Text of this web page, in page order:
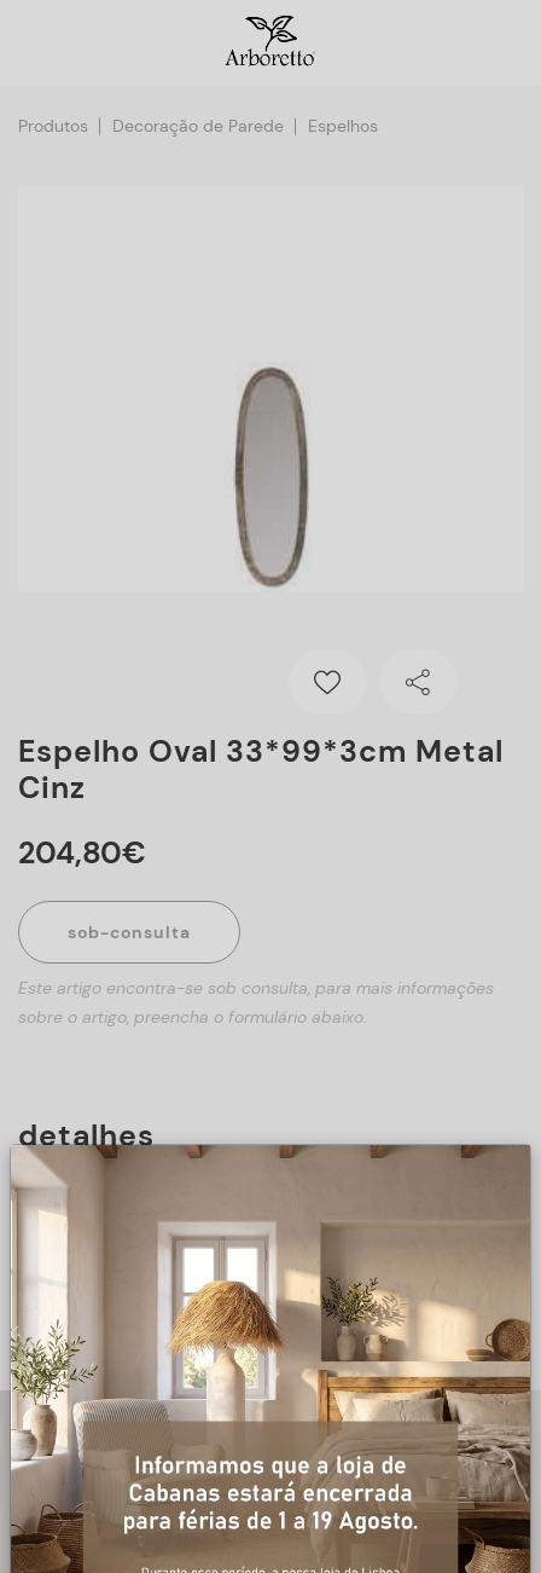
Produtos Decoração de Parede Espelhos
Espelho Oval 33*99*3cm Metal
Cinz
204,80€
sob-consulta
Este artigo encontra-se sob consulta, para mais informações
sobre o artigo, preencha o formulário abaixo.
detalhes
DESCRIÇÃO